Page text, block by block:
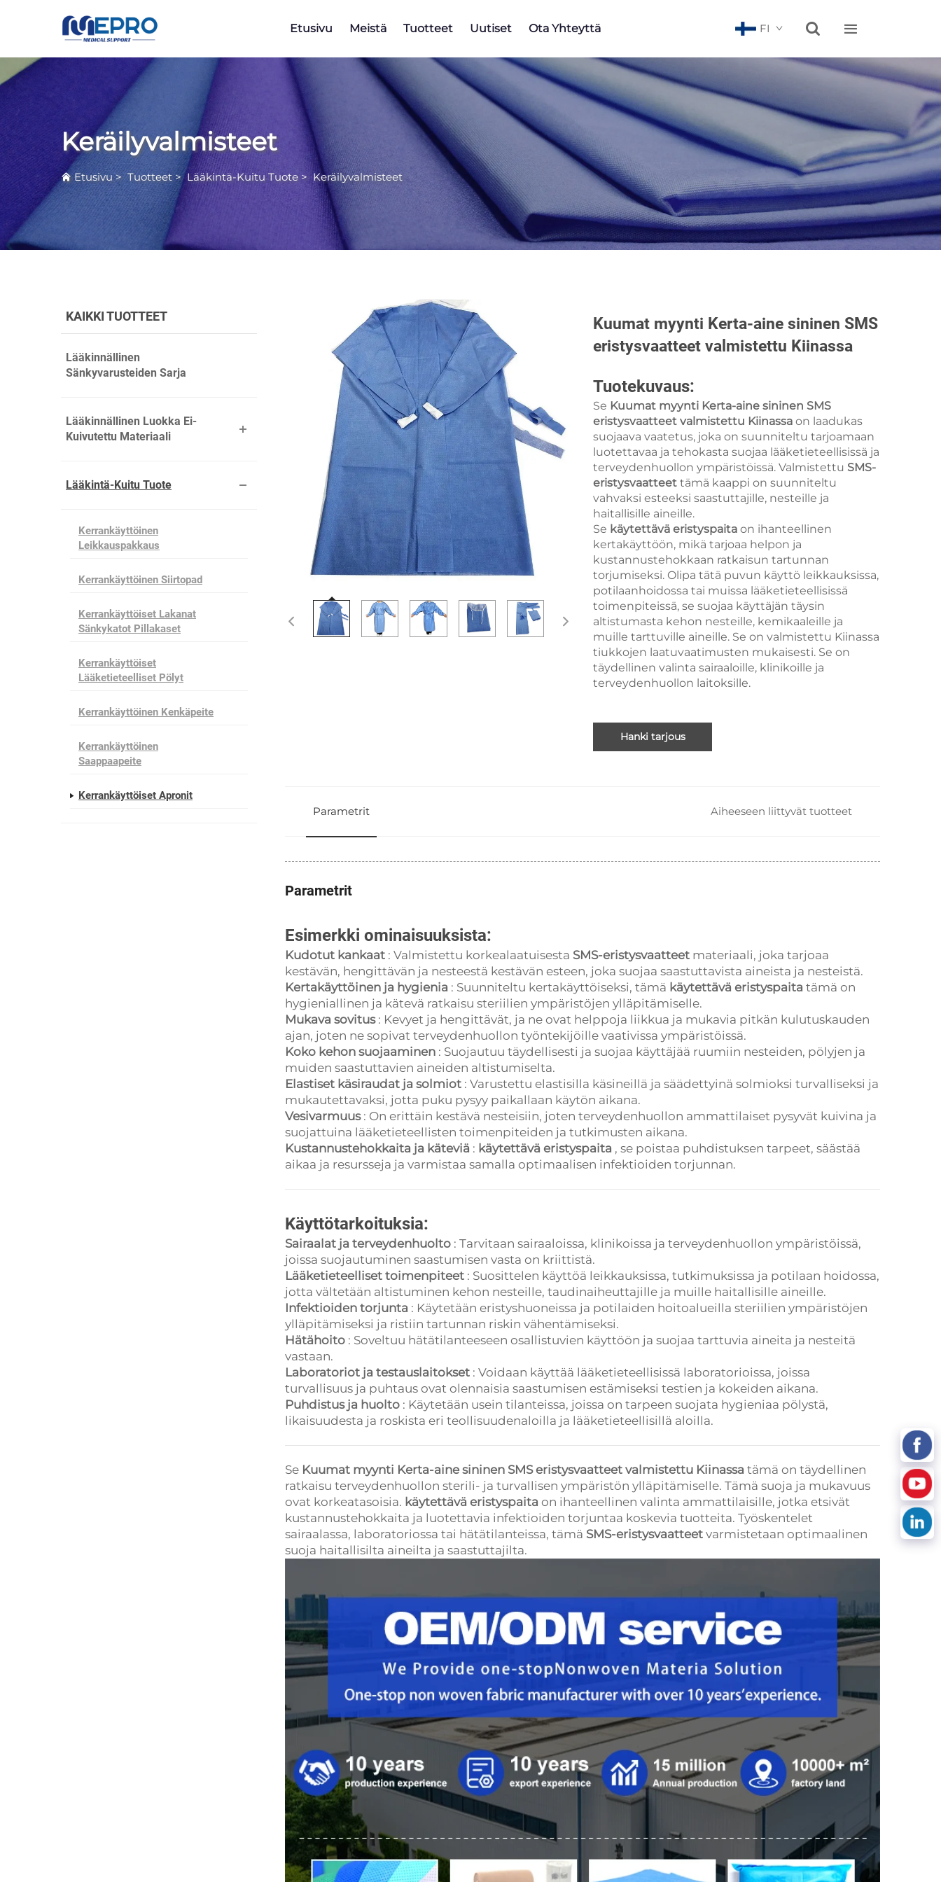
Etusivu Meistä Tuotteet Uutiset Ota Yhteyttä FI  
Keräilyvalmisteet
Etusivu>Tuotteet>Lääkintä-Kuitu Tuote > Keräilyvalmisteet
KAIKKI TUOTTEET
Lääkinnällinen
Sänkyvarusteiden Sarja
Lääkinnällinen Luokka Ei-
Kuivutettu Materiaali
Lääkintä-Kuitu Tuote
Kerrankäyttöinen
Leikkauspakkaus
Kerrankäyttöinen Siirtopad
Kerrankäyttöiset Lakanat
Sänkykatot Pillakaset
Kerrankäyttöiset
Lääketieteelliset Pölyt
Kerrankäyttöinen Kenkäpeite
Kerrankäyttöinen
Saappaapeite
Kerrankäyttöiset Apronit
Kuumat myynti Kerta-aine sininen SMS
eristysvaatteet valmistettu Kiinassa
Tuotekuvaus:
Se Kuumat myynti Kerta-aine sininen SMS
eristysvaatteet valmistettu Kiinassa on laadukas
suojaava vaatetus, joka on suunniteltu tarjoamaan
luotettavaa ja tehokasta suojaa lääketieteellisissä ja
terveydenhuollon ympäristöissä. Valmistettu SMS-
eristysvaatteet tämä kaappi on suunniteltu
vahvaksi esteeksi saastuttajille, nesteille ja
haitallisille aineille.
Se käytettävä eristyspaita on ihanteellinen
kertakäyttöön, mikä tarjoaa helpon ja
kustannustehokkaan ratkaisun tartunnan
torjumiseksi. Olipa tätä puvun käyttö leikkauksissa,
potilaanhoidossa tai muissa lääketieteellisissä
toimenpiteissä, se suojaa käyttäjän täysin
altistumasta kehon nesteille, kemikaaleille ja
muille tarttuville aineille. Se on valmistettu Kiinassa
tiukkojen laatuvaatimusten mukaisesti. Se on
täydellinen valinta sairaaloille, klinikoille ja
terveydenhuollon laitoksille.
Hanki tarjous
Parametrit Aiheeseen liittyvät tuotteet
Parametrit
Esimerkki ominaisuuksista:
Kudotut kankaat : Valmistettu korkealaatuisesta SMS-eristysvaatteet materiaali, joka tarjoaa
kestävän, hengittävän ja nesteestä kestävän esteen, joka suojaa saastuttavista aineista ja nesteistä.
Kertakäyttöinen ja hygienia : Suunniteltu kertakäyttöiseksi, tämä käytettävä eristyspaita tämä on
hygieniallinen ja kätevä ratkaisu steriilien ympäristöjen ylläpitämiselle.
Mukava sovitus : Kevyet ja hengittävät, ja ne ovat helppoja liikkua ja mukavia pitkän kulutuskauden
ajan, joten ne sopivat terveydenhuollon työntekijöille vaativissa ympäristöissä.
Koko kehon suojaaminen : Suojautuu täydellisesti ja suojaa käyttäjää ruumiin nesteiden, pölyjen ja
muiden saastuttavien aineiden altistumiselta.
Elastiset käsiraudat ja solmiot : Varustettu elastisilla käsineillä ja säädettyinä solmioksi turvalliseksi ja
mukautettavaksi, jotta puku pysyy paikallaan käytön aikana.
Vesivarmuus : On erittäin kestävä nesteisiin, joten terveydenhuollon ammattilaiset pysyvät kuivina ja
suojattuina lääketieteellisten toimenpiteiden ja tutkimusten aikana.
Kustannustehokkaita ja käteviä : käytettävä eristyspaita , se poistaa puhdistuksen tarpeet, säästää
aikaa ja resursseja ja varmistaa samalla optimaalisen infektioiden torjunnan.
Käyttötarkoituksia:
Sairaalat ja terveydenhuolto : Tarvitaan sairaaloissa, klinikoissa ja terveydenhuollon ympäristöissä,
joissa suojautuminen saastumisen vasta on kriittistä.
Lääketieteelliset toimenpiteet : Suosittelen käyttöä leikkauksissa, tutkimuksissa ja potilaan hoidossa,
jotta vältetään altistuminen kehon nesteille, taudinaiheuttajille ja muille haitallisille aineille.
Infektioiden torjunta : Käytetään eristyshuoneissa ja potilaiden hoitoalueilla steriilien ympäristöjen
ylläpitämiseksi ja ristiin tartunnan riskin vähentämiseksi.
Hätähoito : Soveltuu hätätilanteeseen osallistuvien käyttöön ja suojaa tarttuvia aineita ja nesteitä
vastaan.
Laboratoriot ja testauslaitokset : Voidaan käyttää lääketieteellisissä laboratorioissa, joissa
turvallisuus ja puhtaus ovat olennaisia saastumisen estämiseksi testien ja kokeiden aikana.
Puhdistus ja huolto : Käytetään usein tilanteissa, joissa on tarpeen suojata hygieniaa pölystä,
likaisuudesta ja roskista eri teollisuudenaloilla ja lääketieteellisillä aloilla.
Se Kuumat myynti Kerta-aine sininen SMS eristysvaatteet valmistettu Kiinassa tämä on täydellinen
ratkaisu terveydenhuollon sterili- ja turvallisen ympäristön ylläpitämiselle. Tämä suoja ja mukavuus
ovat korkeatasoisia. käytettävä eristyspaita on ihanteellinen valinta ammattilaisille, jotka etsivät
kustannustehokkaita ja luotettavia infektioiden torjuntaa koskevia tuotteita. Työskentelet
sairaalassa, laboratoriossa tai hätätilanteissa, tämä SMS-eristysvaatteet varmistetaan optimaalinen
suoja haitallisilta aineilta ja saastuttajilta.